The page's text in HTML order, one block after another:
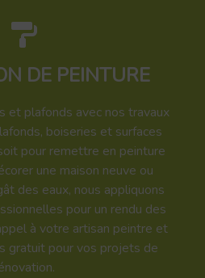
DE PEINTURE
et plafonds avec nos travaux
boiseries et surfaces
pour remettre en peinture
une maison neuve ou
des eaux, nous appliquons
pour un rendu des
à votre artisan peintre et
gratuit pour vos projets de